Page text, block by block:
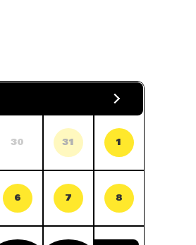
30 31 1
6 7 8